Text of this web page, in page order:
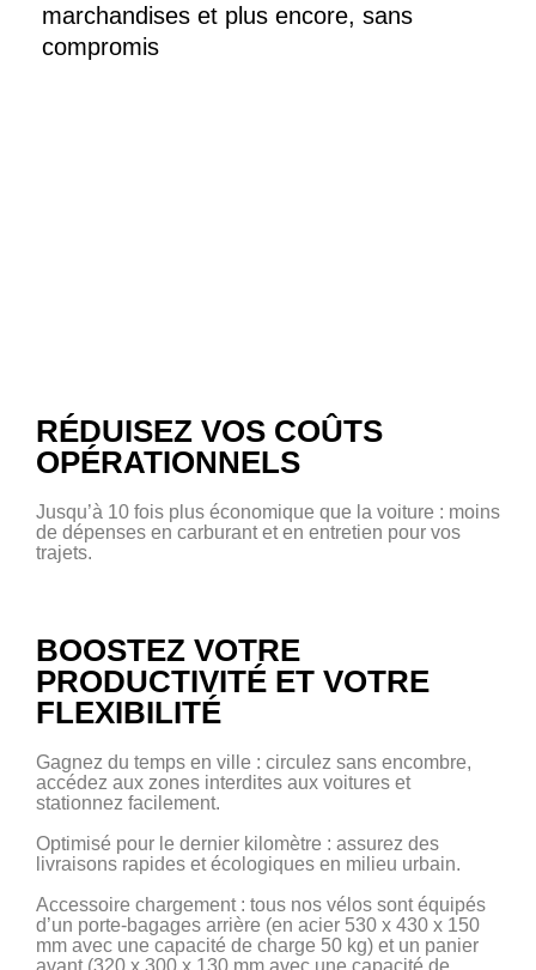
marchandises et plus encore, sans
compromis
RÉDUISEZ VOS COÛTS
OPÉRATIONNELS
Jusqu’à 10 fois plus économique que la voiture : moins
de dépenses en carburant et en entretien pour vos
trajets.
BOOSTEZ VOTRE
PRODUCTIVITÉ ET VOTRE
FLEXIBILITÉ
Gagnez du temps en ville : circulez sans encombre,
accédez aux zones interdites aux voitures et
stationnez facilement.
Optimisé pour le dernier kilomètre : assurez des
livraisons rapides et écologiques en milieu urbain.
Accessoire chargement : tous nos vélos sont équipés
d’un porte-bagages arrière (en acier 530 x 430 x 150
mm avec une capacité de charge 50 kg) et un panier
avant (320 x 300 x 130 mm avec une capacité de